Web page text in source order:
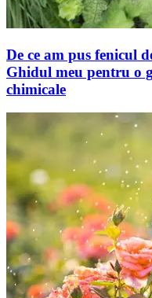
De ce am pus fenicul
Ghidul meu pentru o
chimicale